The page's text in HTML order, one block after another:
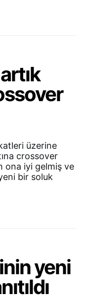
üzerine
crossover
ona iyi gelmiş ve
bir soluk
yeni